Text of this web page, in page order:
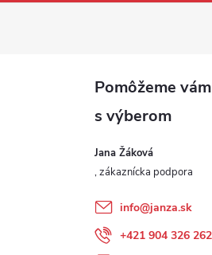
Jana Žáková
info@janza.sk
+421 904 326 262